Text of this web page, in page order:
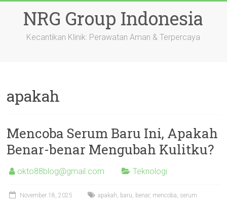
contentNRG Group Indonesia
Kecantikan Klinik: Perawatan Aman & Terpercaya
apakah
Mencoba Serum Baru Ini, Apakah
Benar-benar Mengubah Kulitku?
okto88blog@gmail.com Teknologi
November 18, 2025 apakah, baru, benar, mencoba, serum